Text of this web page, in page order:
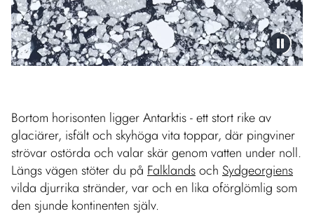
Bortom horisonten ligger Antarktis - ett stort rike av
glaciärer, isfält och skyhöga vita toppar, där pingviner
strövar ostörda och valar skär genom vatten under noll.
Längs vägen stöter du på Falklandsoch Sydgeorgiens
vilda djurrika stränder, var och en lika oförglömlig som
den sjunde kontinenten själv.